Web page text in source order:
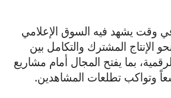
وقت يشهد فيه السوق الإعلامي
الإنتاج المشترك والتكامل بين
بما يفتح المجال أمام مشاريع
وتواكب تطلعات المشاهدين.